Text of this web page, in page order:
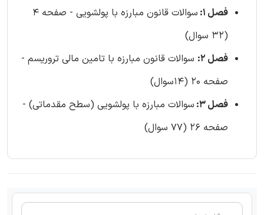
فصل 1:
سوالات قانون مبارزه با پولشویی - صفحه 4
(32 سوال)
فصل 2:
سوالات قانون مبارزه با تامین مالی تروریسم -
صفحه 20 (14سوال)
فصل 3:
سوالات مبارزه با پولشویی (سطح مقدماتی) -
صفحه 26 (77 سوال)